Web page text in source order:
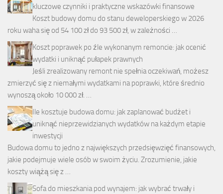
kluczowe czynniki i praktyczne wskazówki finansowe
Koszt budowy domu do stanu deweloperskiego w 2026
roku waha się od 54 100 zł do 93 500 zł, w zależności …
Koszt poprawek po źle wykonanym remoncie: jak ocenić
wydatki i uniknąć pułapek prawnych
Jeśli zrealizowany remont nie spełnia oczekiwań, możesz
zmierzyć się z niemałymi wydatkami na poprawki, które średnio
wynoszą około 10 000 zł. …
Ile kosztuje budowa domu: jak zaplanować budżet i
uniknąć nieprzewidzianych wydatków na każdym etapie
inwestycji
Budowa domu to jedno z największych przedsięwzięć finansowych,
jakie podejmuje wiele osób w swoim życiu. Zrozumienie, jakie
koszty wiążą się z …
Sofa do mieszkania pod wynajem: jak wybrać trwały i